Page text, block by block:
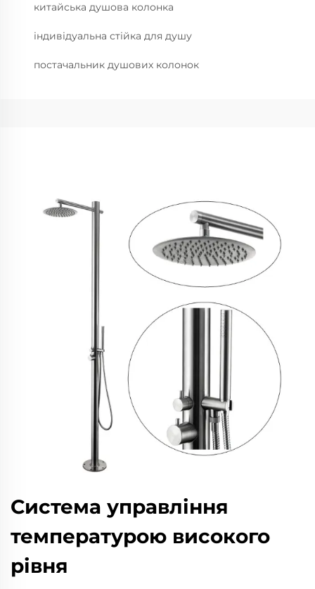
китайська душова колонка
індивідуальна стійка для душу
постачальник душових колонок
Система управління
температурою високого
рівня